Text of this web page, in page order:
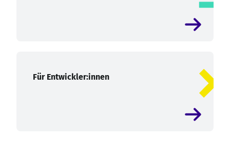
Für Entwickler:innen